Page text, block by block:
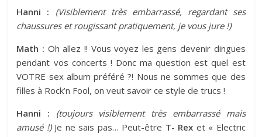
Hanni :
(Visiblement très embarrassé, regardant ses
chaussures et rougissant pratiquement, je vous jure !)
Math : Oh allez !! Vous voyez les gens devenir dingues
pendant vos concerts ! Donc ma question est quel est
VOTRE sex album préféré ?! Nous ne sommes que des
filles à Rock’n Fool, on veut savoir ce style de trucs !
Hanni :
(toujours visiblement très embarrassé mais
amusé !) Je ne sais pas… Peut-être T- Rex et « Electric